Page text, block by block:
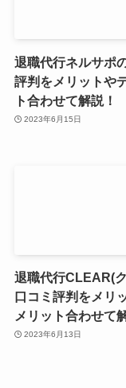
退職代行ネルサポ
評判をメリットや
ト合わせて解説！
2023年6月15日
退職代行CLEAR(
口コミ評判をメリ
メリット合わせて
2023年6月13日